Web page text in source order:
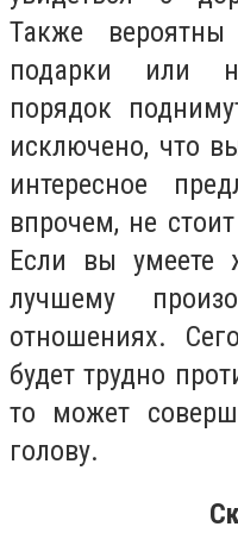
Также
подарки или
порядок
исключено, что
интересное
впрочем, не
Если вы умеете
лучшему
отношениях.
будет трудно
то может
голову.